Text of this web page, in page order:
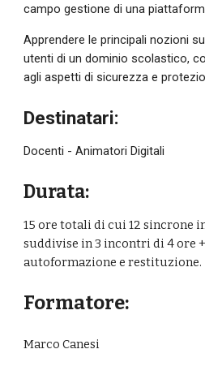
campo gestione di una
Apprendere le principali nozioni
utenti di un dominio scolastico,
agli aspetti di sicurezza e
Destinatari:
Docenti - Animatori Digitali
Durata:
15 ore totali di cui 12 sincrone
suddivise in 3 incontri di 4 ore
autoformazione e restituzione.
Formatore:
Marco Canesi